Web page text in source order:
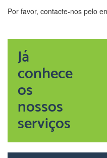
Por favor, contacte-nos pelo
Já
conhece
os
nossos
serviços